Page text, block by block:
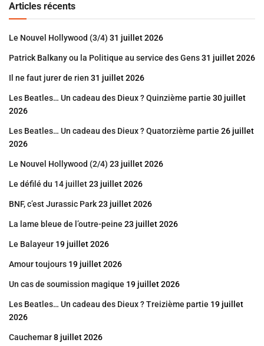
Articles récents
Le Nouvel Hollywood (3/4) 31 juillet 2026
Patrick Balkany ou la Politique au service des Gens31 juillet 2026
Il ne faut jurer de rien 31 juillet 2026
Les Beatles… Un cadeau des Dieux ? Quinzième partie 30 juillet
2026
Les Beatles… Un cadeau des Dieux ? Quatorzième partie 26 juillet
2026
Le Nouvel Hollywood (2/4) 23 juillet 2026
Le défilé du 14 juillet23 juillet 2026
BNF, c’est Jurassic Park23 juillet 2026
La lame bleue de l’outre-peine 23 juillet 2026
Le Balayeur 19 juillet 2026
Amour toujours 19 juillet 2026
Un cas de soumission magique 19 juillet 2026
Les Beatles… Un cadeau des Dieux ? Treizième partie 19 juillet
2026
Cauchemar8 juillet 2026